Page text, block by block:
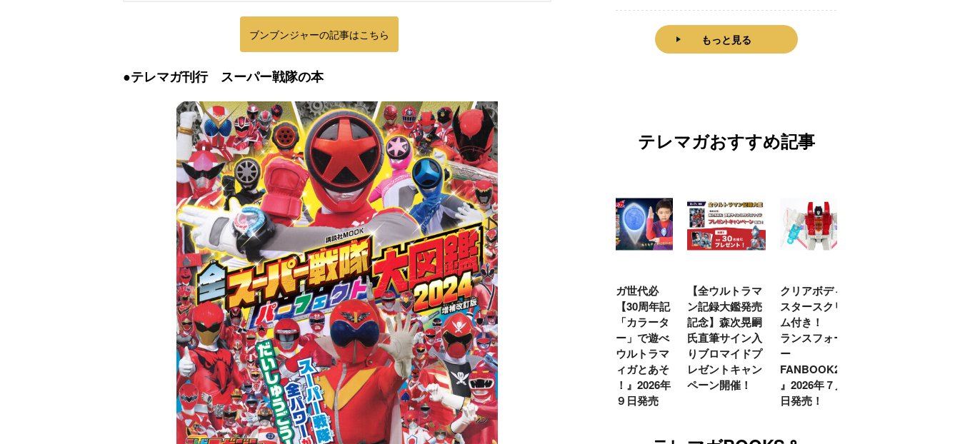
ブンブンジャーの記事はこちら
●テレマガ刊行 スーパー戦隊の本
もっと見る
テレマガおすすめ記事
【特別編】トラ
ンスフォーマー
ごー！ごー！
【月イチ更新】
【第6話更新
♡】 わんもあ！
トランスフォー
マーごー！ご
ー！【月末更
新】
ウルトラマンシ
リーズ60周年記
念！ ウルトラ
セブン＝モロボ
シ・ダンを演じ
た森次晃嗣氏特
別インタビュー
仮面ライダー誕
生55周年記
念！ 仮面ライ
ダー１号＝本郷
猛を演じた藤岡
弘、氏特別イン
タビュー
ティガ世代必
見！【30周年記
念】「カラータ
イマー」で遊べ
る『ウルトラマ
ンティガとあそ
ぼう！』2026年
７月９日発売
【全ウルトラマ
ン記録大鑑発売
記念】森次晃嗣
氏直筆サイン入
りブロマイドプ
レゼントキャン
ペーン開催！
クリアボディの
スタースクリー
ム付き！ 『ト
ランスフォーマ
ー
FANBOOK2026
』2026年７月31
日発売！